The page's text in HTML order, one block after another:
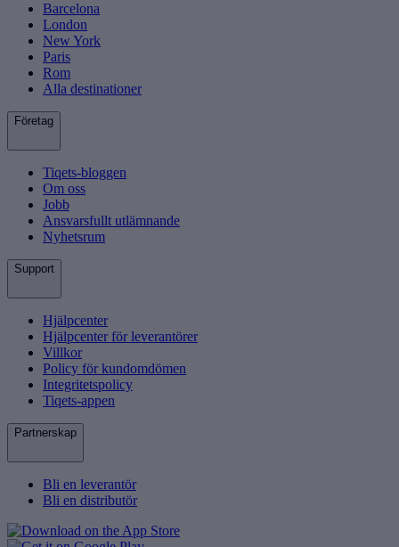
Barcelona
London
New York
Paris
Rom
Alla destinationer
Företag
Tiqets-bloggen
Om oss
Jobb
Ansvarsfullt utlämnande
Nyhetsrum
Support
Hjälpcenter
Hjälpcenter för leverantörer
Villkor
Policy för kundomdömen
Integritetspolicy
Tiqets-appen
Partnerskap
Bli en leverantör
Bli en distributör